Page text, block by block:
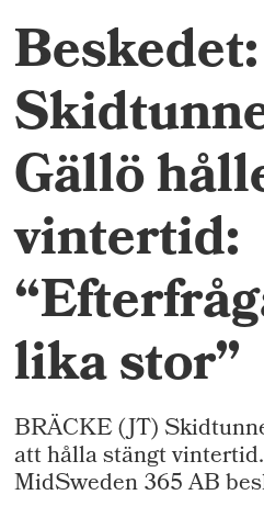
Beskedet:
Gällö
vintertid:
lika stor”
BRÄCKE (JT)
att hålla stängt
MidSweden 365 AB